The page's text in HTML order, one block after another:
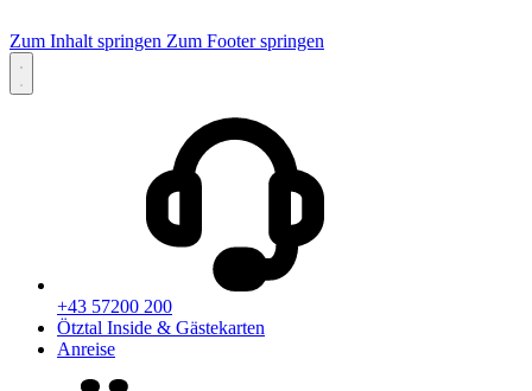
Zum Inhalt springen Zum Footer springen
+43 57200 200
Ötztal Inside & Gästekarten
Anreise